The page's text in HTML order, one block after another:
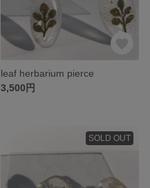
leaf herbarium pierce
3,500円
SOLD OUT